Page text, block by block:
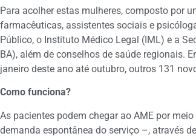
Para acolher estas mulheres, composto por
farmacêuticas, assistentes sociais e
Público, o Instituto Médico Legal (IML) e a
BA), além de conselhos de saúde regionais.
janeiro deste ano até outubro, outros 131
Como funciona?
As pacientes podem chegar ao AME por
demanda espontânea do serviço –, através